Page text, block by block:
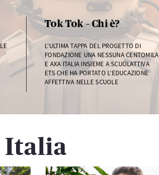
Tok Tok – Chi è?
L’ULTIMA TAPPA DEL PROGETTO DI
FONDAZIONE UNA NESSUNA CENTOMILA
E AXA ITALIA INSIEME A SCUOLATTIVA
ETS CHE HA PORTATO L’EDUCAZIONE
AFFETTIVA NELLE SCUOLE
Italia